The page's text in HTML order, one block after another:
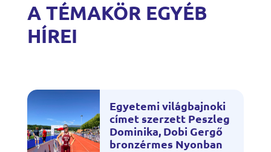
A TÉMAKÖR EGYÉB
HÍREI
Egyetemi világbajnoki
címet szerzett Peszleg
Dominika, Dobi Gergő
bronzérmes Nyonban